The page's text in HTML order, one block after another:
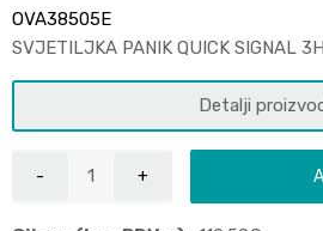
OVA38505E
SVJETILJKA PANIK QUICK SIGNAL
Detalji